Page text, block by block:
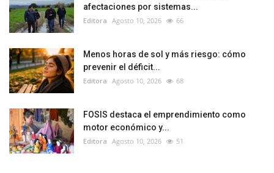
afectaciones por sistemas...
Editora Agosto 10, 2026 66
Menos horas de sol y más riesgo: cómo
prevenir el déficit...
Editora Agosto 10, 2026 68
FOSIS destaca el emprendimiento como
motor económico y...
Editora Agosto 10, 2026 51